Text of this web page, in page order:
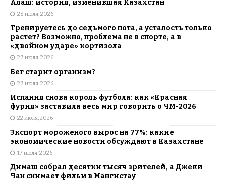
Алаш: история, изменившая Казахстан
28 июля, 2026
Тренируетесь до седьмого пота, а усталость только
растет? Возможно, проблема не в спорте, а в
«двойном ударе» кортизола
27 июля, 2026
Бег старит организм?
27 июля, 2026
Испания снова король футбола: как «Красная
фурия» заставила весь мир говорить о ЧМ-2026
22 июля, 2026
Экспорт мороженого вырос на 77%: какие
экономические новости обсуждают в Казахстане
17 июля, 2026
Димаш собрал десятки тысяч зрителей, а Джеки
Чан снимает фильм в Мангистау